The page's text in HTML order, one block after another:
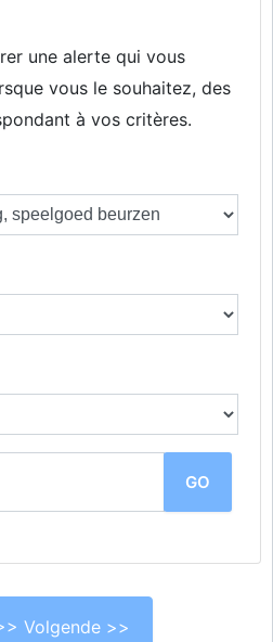
une alerte qui vous
vous le souhaitez, des
à vos critères.
Volgende >>